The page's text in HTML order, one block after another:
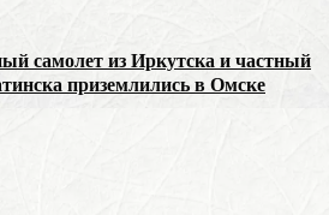
самолет из Иркутска и частный
приземлились в Омске